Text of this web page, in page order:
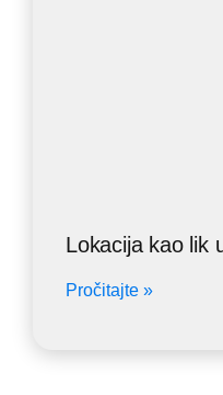
Lokacija kao lik
Pročitajte »